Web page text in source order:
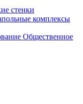
стенки
комплексы
Общественное